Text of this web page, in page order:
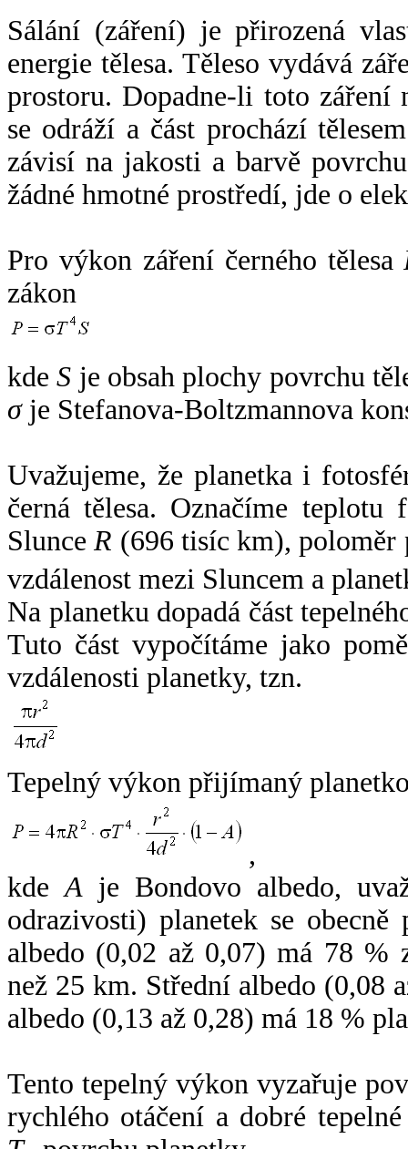
Sálání (záření) je přirozená
energie tělesa. Těleso vydává
prostoru. Dopadne-li toto záření
se odráží a část prochází
závisí na jakosti a barvě
žádné hmotné prostředí, jde o
Pro výkon záření černého tělesa
zákon
kdeS je obsah plochy povrchu
σje Stefanova-Boltzmannova
Uvažujeme, že planetka i
černá tělesa. Označíme
SlunceR (696 tisíc km),
vzdálenost mezi Sluncem a
Na planetku dopadá část
Tuto část vypočítáme jako
vzdálenosti planetky, tzn.
Tepelný výkon přijímaný
,
kdeA je Bondovo albedo,
odrazivosti) planetek se
albedo (0,02 až 0,07) má 78 %
než 25 km. Střední albedo (0,08
albedo (0,13 až 0,28) má 18 %
Tento tepelný výkon vyzařuje
rychlého otáčení a dobré